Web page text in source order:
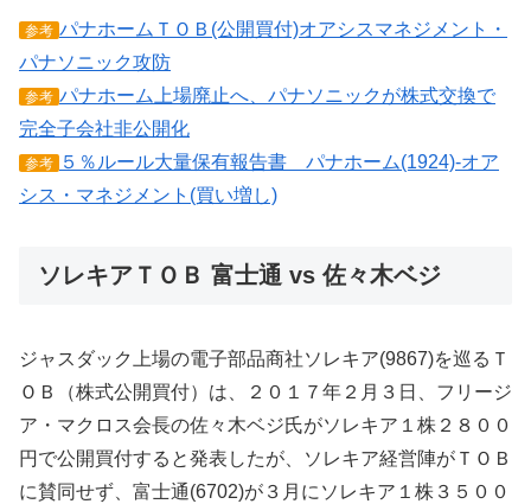
参考 パナホームＴＯＢ(公開買付)オアシスマネジメント・
パナソニック攻防
参考 パナホーム上場廃止へ、パナソニックが株式交換で
完全子会社非公開化
参考
５％ルール大量保有報告書 パナホーム(1924)-オア
シス・マネジメント(買い増し)
ソレキアＴＯＢ 富士通 vs 佐々木ベジ
ジャスダック上場の電子部品商社ソレキア(9867)を巡るＴ
ＯＢ（株式公開買付）は、２０１７年２月３日、フリージ
ア・マクロス会長の佐々木ベジ氏がソレキア１株２８００
円で公開買付すると発表したが、ソレキア経営陣がＴＯＢ
に賛同せず、富士通(6702)が３月にソレキア１株３５００